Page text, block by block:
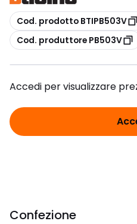
copia
Cod. prodotto BTIPB503V
copia
Cod. produttore PB503V
Accedi per visualizzare
Confezione